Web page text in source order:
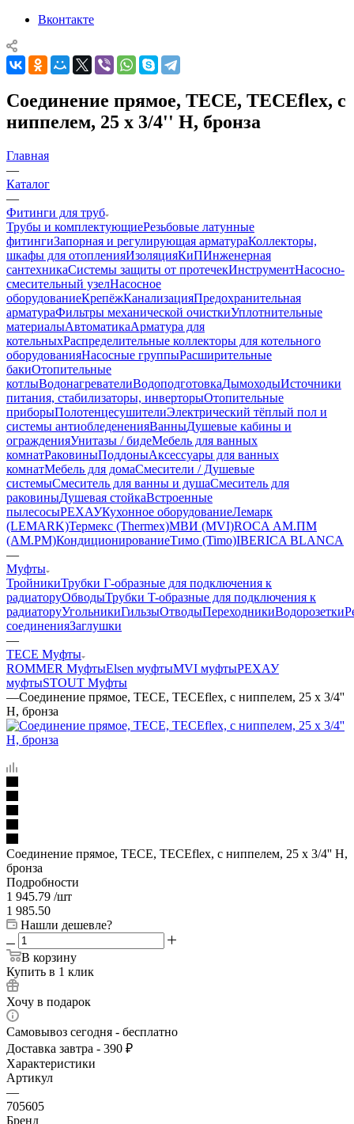
Вконтакте
Соединение прямое, TECE, TECEflex, с
ниппелем, 25 х 3/4'' Н, бронза
Главная
—
Каталог
—
Фитинги для труб
Трубы и комплектующиеРезьбовые латунные
фитингиЗапорная и регулирующая арматураКоллекторы,
шкафы для отопленияИзоляцияКиПИнженерная
сантехникаСистемы защиты от протечекИнструментНасосно-
смесительный узелНасосное
оборудованиеКрепёжКанализацияПредохранительная
арматураФильтры механической очисткиУплотнительные
материалыАвтоматикаАрматура для
котельныхРаспределительные коллекторы для котельного
оборудованияНасосные группыРасширительные
бакиОтопительные
котлыВодонагревателиВодоподготовкаДымоходыИсточники
питания, стабилизаторы, инверторыОтопительные
приборыПолотенцесушителиЭлектрический тёплый пол и
системы антиобледененияВанныДушевые кабины и
огражденияУнитазы / бидеМебель для ванных
комнатРаковиныПоддоныАксессуары для ванных
комнатМебель для домаСмесители / Душевые
системыСмеситель для ванны и душаСмеситель для
раковиныДушевая стойкаВстроенные
пылесосыРЕХАУКухонное оборудованиеЛемарк
(LEMARK)Термекс (Thermex)МВИ (MVI)ROCA АМ.ПМ
(AM.PM)КондиционированиеТимо (Timo)IBERICA BLANCA
—
Муфты
ТройникиТрубки Г-образные для подключения к
радиаторуОбводыТрубки T-образные для подключения к
радиаторуУгольникиГильзыОтводыПереходникиВодорозетки
соединенияЗаглушки
—
TECE Муфты
ROMMER МуфтыElsen муфтыMVI муфтыРЕХАУ
муфтыSTOUT Муфты
—Соединение прямое, TECE, TECEflex, с ниппелем, 25 х 3/4''
Н, бронза
Соединение прямое, TECE, TECEflex, с ниппелем, 25 х 3/4'' Н,
бронза
Подробности
1 945.79 /шт
1 985.50
Нашли дешевле?
В корзину
Купить в 1 клик
Хочу в подарок
Самовывоз сегодня - бесплатно
Доставка завтра - 390 ₽
Характеристики
Артикул
—
705605
Бренд